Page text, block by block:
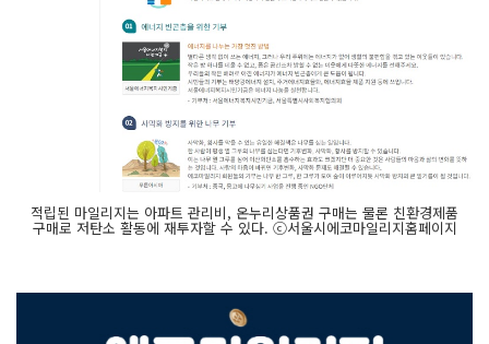
적립된 마일리지는 아파트 관리비, 온누리상품권 구매는 물론 친환경제품
구매로 저탄소 활동에 재투자할 수 있다. ⓒ서울시에코마일리지홈페이지